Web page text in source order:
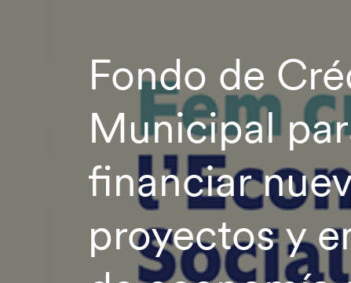
Fondo de
Municipal
financiar
proyectos y